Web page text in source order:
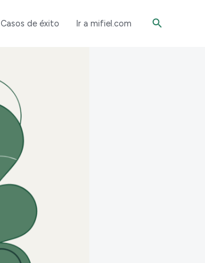
Casos de éxito Ir a mifiel.com Buscar